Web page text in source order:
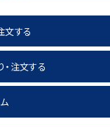
文する
・注文する